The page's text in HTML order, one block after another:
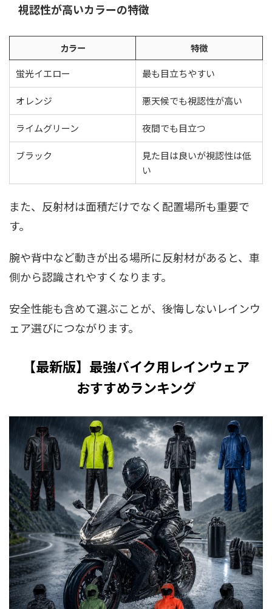
視認性が高いカラーの特徴
カラー
特徴
蛍光イエロー
最も目立ちやすい
オレンジ 悪天候でも視認性が高い
ライムグリーン 夜間でも目立つ
ブラック
見た目は良いが視認性は低
い
また、反射材は面積だけでなく配置場所も重要で
す。
腕や背中など動きが出る場所に反射材があると、車
側から認識されやすくなります。
安全性能も含めて選ぶことが、後悔しないレインウ
ェア選びにつながります。
【最新版】最強バイク用レインウェア
おすすめランキング